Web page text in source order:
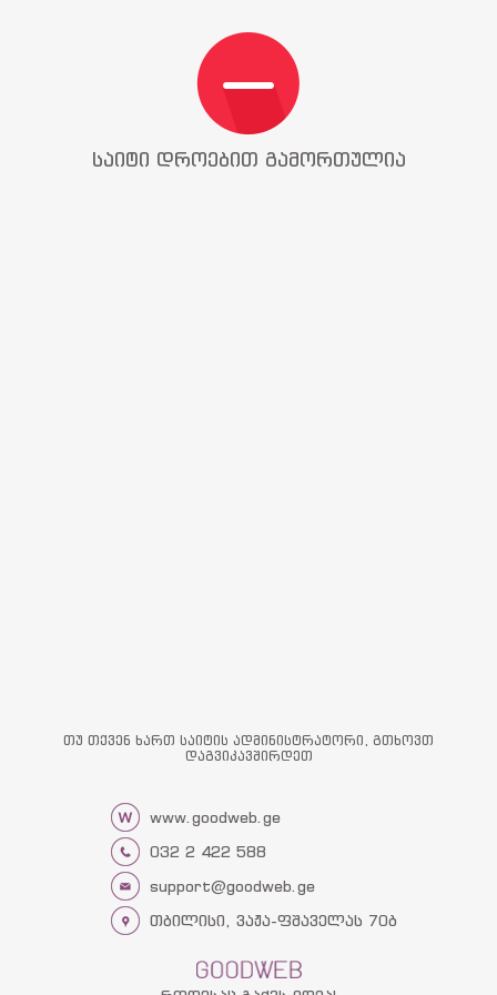
საიტი დროებით გამორთულია
თუ თქვენ ხართ საიტის ადმინისტრატორი, გთხოვთ
დაგვიკავშირდეთ
www.goodweb.ge
032 2 422 588
support@goodweb.ge
თბილისი, ვაჟა-ფშაველას 70ბ